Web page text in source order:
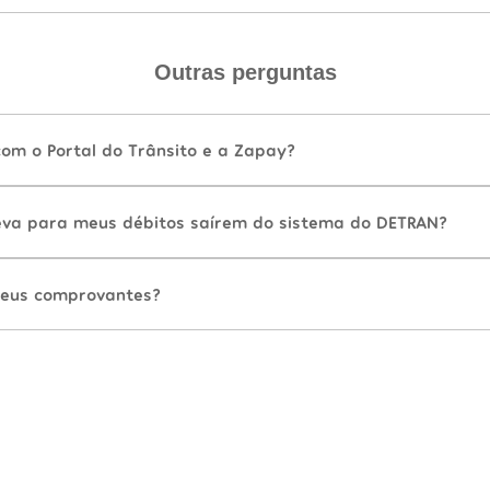
Outras perguntas
o Portal do Trânsito e a Zapay?
para meus débitos saírem do sistema do DETRAN?
comprovantes?